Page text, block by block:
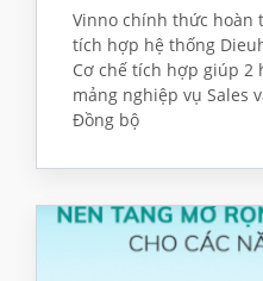
Vinno chính thức hoàn
tích hợp hệ thống
Cơ chế tích hợp giúp 2
mảng nghiệp vụ Sales
Đồng bộ